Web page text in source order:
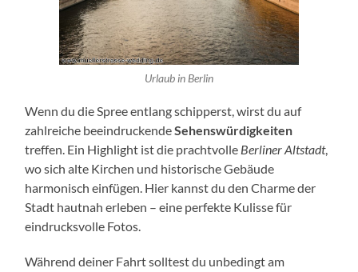
Urlaub in Berlin
Wenn du die Spree entlang schipperst, wirst du auf
zahlreiche beeindruckendeSehenswürdigkeiten
treffen. Ein Highlight ist die prachtvolle Berliner Altstadt,
wo sich alte Kirchen und historische Gebäude
harmonisch einfügen. Hier kannst du den Charme der
Stadt hautnah erleben – eine perfekte Kulisse für
eindrucksvolle Fotos.
Während deiner Fahrt solltest du unbedingt am